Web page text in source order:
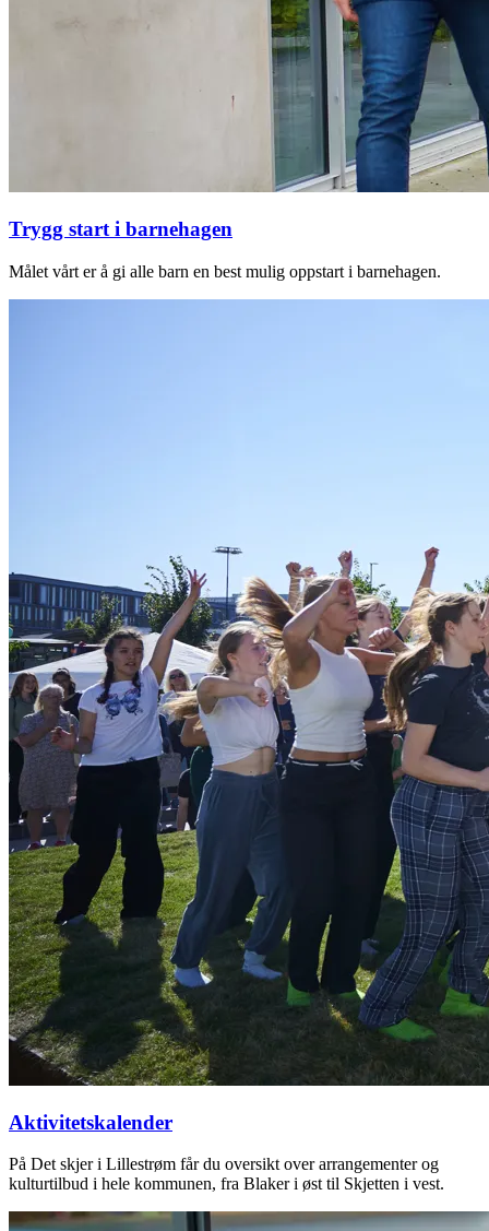
Trygg start i barnehagen
Målet vårt er å gi alle barn en best mulig oppstart i barnehagen.
Aktivitetskalender
På Det skjer i Lillestrøm får du oversikt over arrangementer og
kulturtilbud i hele kommunen, fra Blaker i øst til Skjetten i vest.